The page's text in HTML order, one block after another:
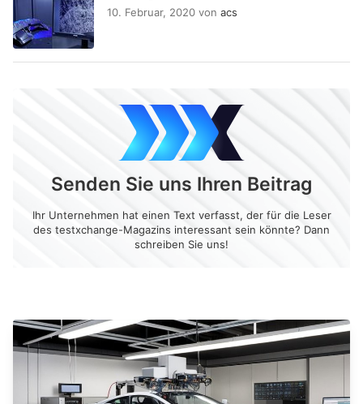
10. Februar, 2020 von acs
Senden Sie uns Ihren Beitrag
Ihr Unternehmen hat einen Text verfasst, der für die Leser
des testxchange-Magazins interessant sein könnte? Dann
schreiben Sie uns!